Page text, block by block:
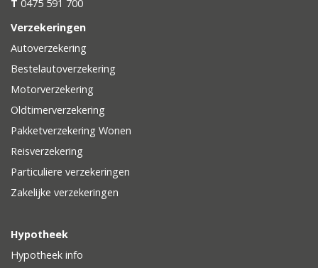
T 0475 591 700
Verzekeringen
Autoverzekering
Bestelautoverzekering
Motorverzekering
Oldtimerverzekering
Pakketverzekering Wonen
Reisverzekering
Particuliere verzekeringen
Zakelijke verzekeringen
Hypotheek
Hypotheek info